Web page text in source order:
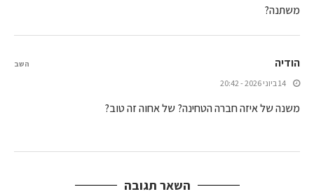
משתנה?
הודיה
14 ביוני 2026 - 20:42
משנה של איזה חברה הטחינה? של אחוה זה טוב?
השב
השאר תגובה